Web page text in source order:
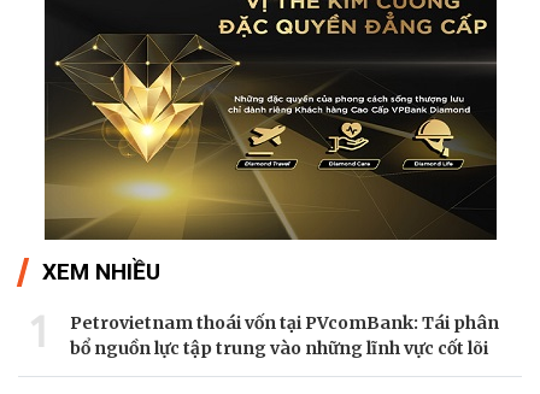
XEM NHIỀU
1
Petrovietnam thoái vốn tại PVcomBank: Tái phân
bổ nguồn lực tập trung vào những lĩnh vực cốt lõi